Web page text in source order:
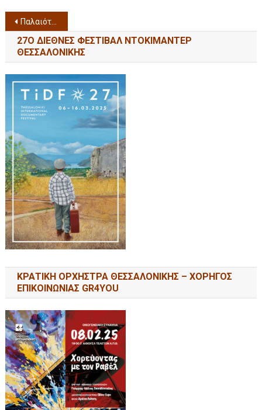
Παλαιότερα άρθρα
27Ο ΔΙΕΘΝΕΣ ΦΕΣΤΙΒΑΛ ΝΤΟΚΙΜΑΝΤΕΡ
ΘΕΣΣΑΛΟΝΙΚΗΣ
ΚΡΑΤΙΚΗ ΟΡΧΗΣΤΡΑ ΘΕΣΣΑΛΟΝΙΚΗΣ – ΧΟΡΗΓΟΣ
ΕΠΙΚΟΙΝΩΝΙΑΣ GR4YOU